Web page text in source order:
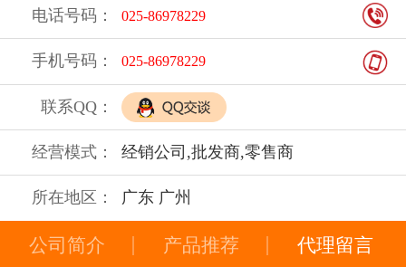
电话号码： 025-86978229
手机号码： 025-86978229
联系QQ：
经营模式： 经销公司,批发商,零售商
所在地区： 广东 广州
公司简介 产品推荐 代理留言